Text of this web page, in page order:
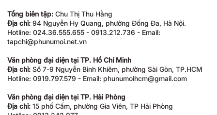
Tổng biên tập: Chu Thị Thu Hằng
Địa chỉ: 94 Nguyễn Hy Quang, phường Đống Đa, Hà Nội.
Hotline: 024.36.555.655 - 0913.212.736 - Email:
tapchi@phunumoi.net.vn
Văn phòng đại diện tại TP. Hồ Chí Minh
Địa chỉ: Số 7-9 Nguyễn Bỉnh Khiêm, phường Sài Gòn, TP.HCM
Hotline: 0919.797.579 - Email: phunumoihcm@gmail.com
Văn phòng đại diện tại TP. Hải Phòng
Địa chỉ: 15 phố Cấm, phường Gia Viên, TP Hải Phòng